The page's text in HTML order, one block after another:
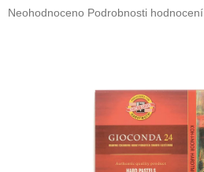
Průměrné
Neohodnoceno Podrobnosti hodnocení